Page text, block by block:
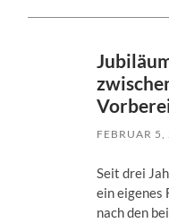
FEBRUAR
Seit drei
ein eigenes
nach den